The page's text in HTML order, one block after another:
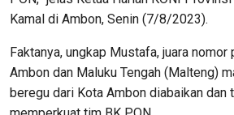
Kamal di Ambon, Senin (7/8/2023).
Faktanya, ungkap Mustafa, juara nomor
Ambon dan Maluku Tengah (Malteng)
beregu dari Kota Ambon diabaikan dan